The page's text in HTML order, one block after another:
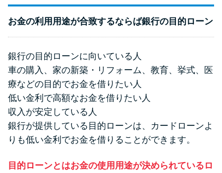
お金の利用用途が合致するならば銀行の目的ローン
銀行の目的ローンに向いている人
車の購入、家の新築・リフォーム、教育、挙式、医
療などの目的でお金を借りたい人
低い金利で高額なお金を借りたい人
収入が安定している人
銀行が提供している目的ローンは、カードローンよ
りも低い金利でお金を借りることができます。
目的ローンとはお金の使用用途が決められているロ